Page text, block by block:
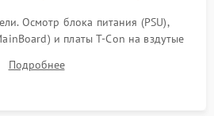
Осмотр блока питания (PSU),
и платы T-Con на вздутые
фиксации и целостности шлейфов.
Подробнее